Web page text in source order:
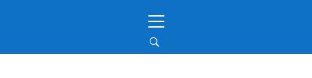
меню